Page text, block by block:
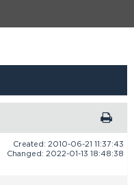
Created: 2010-06-21 11:37:43
Changed: 2022-01-13 18:48:38